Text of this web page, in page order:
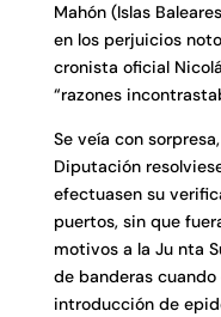
Mahón (Islas
en los perjuicios
cronista oficial
“razones
Se veía con
Diputación
efectuasen su
puertos, sin que
motivos a la Ju nta
de banderas
introducción de